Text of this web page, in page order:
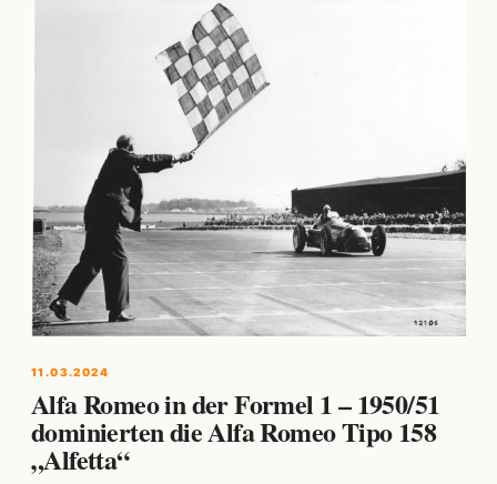
11.03.2024
Alfa Romeo in der Formel 1 – 1950/51
dominierten die Alfa Romeo Tipo 158
„Alfetta“